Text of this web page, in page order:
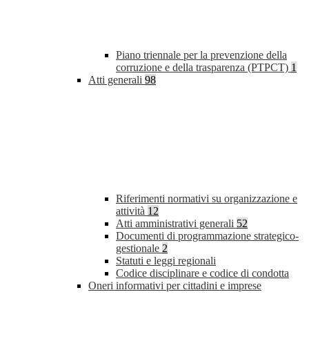
Piano triennale per la prevenzione della
corruzione e della trasparenza (PTPCT) 1
Atti generali 98
Riferimenti normativi su organizzazione e
attività 12
Atti amministrativi generali 52
Documenti di programmazione strategico-
gestionale 2
Statuti e leggi regionali
Codice disciplinare e codice di condotta
Oneri informativi per cittadini e imprese